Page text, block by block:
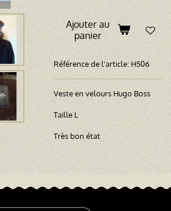
Ajouter au
panier
Référence de l'article: H506
Veste en velours Hugo Boss
Taille L
Très bon état